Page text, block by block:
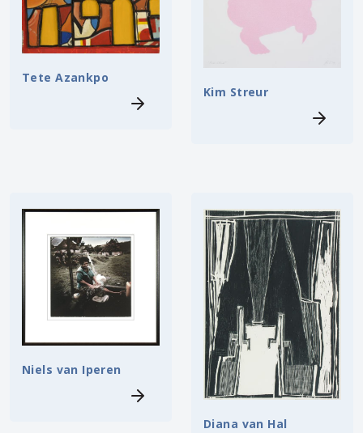
Tete Azankpo
Kim Streur
Niels van Iperen
Diana van Hal